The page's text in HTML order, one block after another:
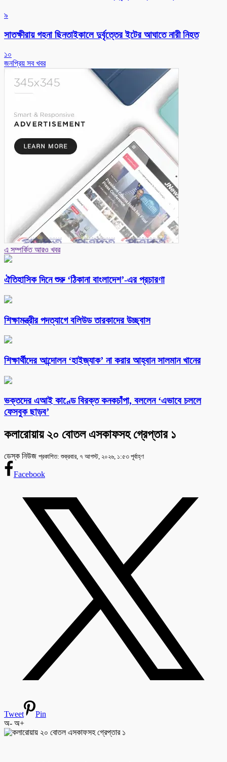
৯
সাতক্ষীরায় গহনা ছিনতাইকালে দুর্বৃত্তের ইটের আঘাতে নারী নিহত
১০
জনপ্রিয় সব খবর
এ সম্পর্কিত আরও খবর
ঐতিহাসিক দিনে শুরু ‘ঠিকানা বাংলাদেশ’-এর প্রচারণা
শিক্ষামন্ত্রীর পদত্যাগে বলিউড তারকাদের উচ্ছ্বাস
শিক্ষার্থীদের আন্দোলন ‘হাইজ্যাক’ না করার আহ্বান সালমান খানের
ভক্তদের এআই কাণ্ডে বিরক্ত কনকচাঁপা, বললেন ‘এভাবে চললে
ফেসবুক ছাড়ব’
কলারোয়ায় ২০ বোতল এসকাফসহ গ্রেপ্তার ১
ডেস্ক নিউজ প্রকাশিত: শুক্রবার, ৭ আগস্ট, ২০২৬, ১:৫৩ পূর্বাহ্ণ
Facebook
Tweet
Pin
অ- অ+